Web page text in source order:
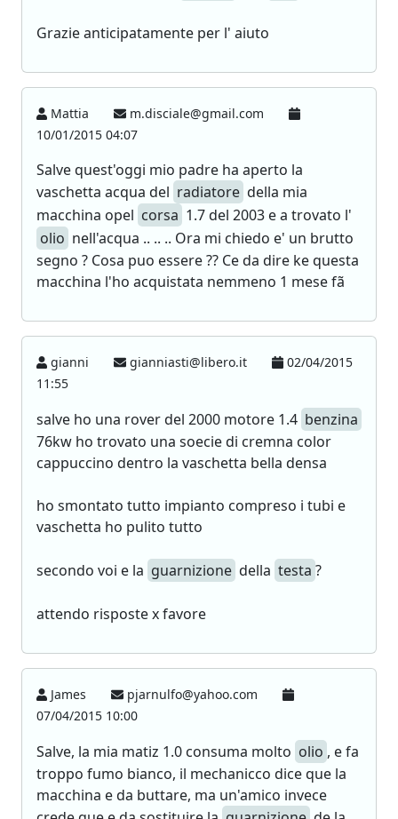
Grazie anticipatamente per l' aiuto
Mattia
m.disciale@gmail.com
10/01/2015 04:07
Salve quest'oggi mio padre ha aperto la
vaschetta acqua del radiatore della mia
macchina opel corsa 1.7 del 2003 e a trovato l'
olio nell'acqua .. .. .. Ora mi chiedo e' un brutto
segno ? Cosa puo essere ?? Ce da dire ke questa
macchina l'ho acquistata nemmeno 1 mese fã
gianni gianniasti@libero.it
02/04/2015
11:55
salve ho una rover del 2000 motore 1.4 benzina
76kw ho trovato una soecie di cremna color
cappuccino dentro la vaschetta bella densa
ho smontato tutto impianto compreso i tubi e
vaschetta ho pulito tutto
secondo voi e la guarnizione della testa ?
attendo risposte x favore
James
pjarnulfo@yahoo.com
07/04/2015 10:00
Salve, la mia matiz 1.0 consuma molto olio , e fa
troppo fumo bianco, il mechanicco dice que la
macchina e da buttare, ma un'amico invece